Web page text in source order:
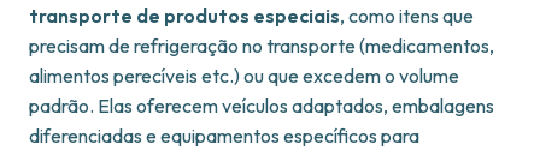
transporte de produtos especiais, como itens que
precisam de refrigeração no transporte (medicamentos,
alimentos perecíveis etc.) ou que excedem o volume
padrão. Elas oferecem veículos adaptados, embalagens
diferenciadas e equipamentos específicos para